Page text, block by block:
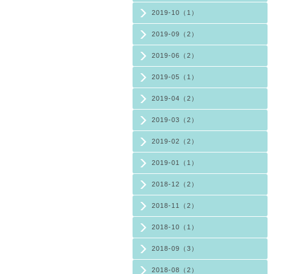
2019-10（1）
2019-09（2）
2019-06（2）
2019-05（1）
2019-04（2）
2019-03（2）
2019-02（2）
2019-01（1）
2018-12（2）
2018-11（2）
2018-10（1）
2018-09（3）
2018-08（2）